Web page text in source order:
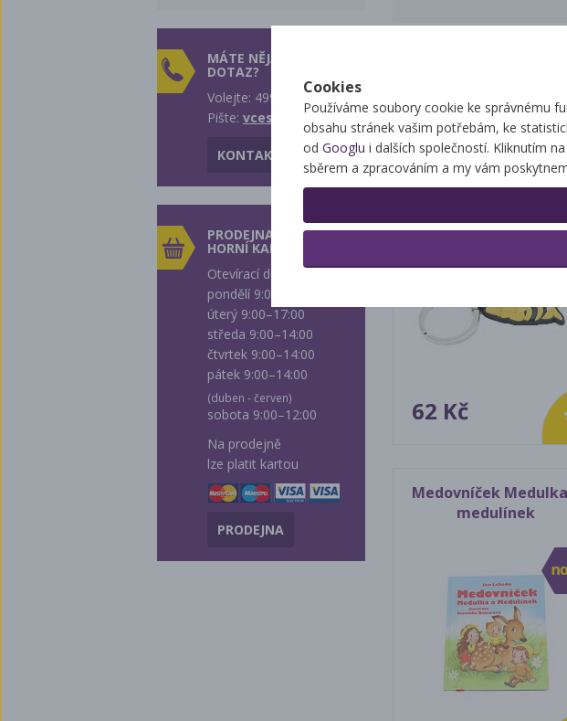
MÁTE NĚJAKÝ
DOTAZ?
Volejte: 499 431 242
Pište: vcest@vcest.cz
KONTAKTY
PRODEJNA
HORNÍ KALNÁ
Otevírací doba
pondělí 9:00–14:00
úterý 9:00–17:00
středa 9:00–14:00
čtvrtek 9:00–14:00
pátek 9:00–14:00
(duben - červen)
sobota 9:00–12:00
Na prodejně
lze platit kartou
PRODEJNA
Přívěšek s Májou
62 Kč
Medovníček
medulínek
Cookies
Používáme soubory cookie ke správnému
obsahu stránek vašim potřebám, ke
od Googlu i dalších společností. Kliknutím
sběrem a zpracováním a my vám